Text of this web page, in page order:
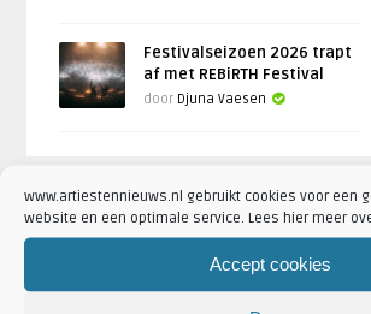
www.artiestennieuws.nl gebruikt cookies voor een
website en een optimale service. Lees hier meer
Accept cookies
Festivalseizoen 2026 trapt
af met REBiRTH Festival
door Djuna Vaesen
FOTOREPORTAGES